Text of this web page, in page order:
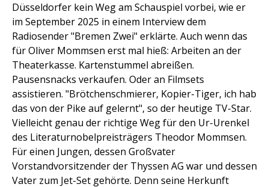
Düsseldorfer kein Weg am Schauspiel vorbei, wie er
im September 2025 in einem Interview dem
Radiosender "Bremen Zwei" erklärte. Auch wenn das
für Oliver Mommsen erst mal hieß: Arbeiten an der
Theaterkasse. Kartenstummel abreißen.
Pausensnacks verkaufen. Oder an Filmsets
assistieren. "Brötchenschmierer, Kopier-Tiger, ich hab
das von der Pike auf gelernt", so der heutige TV-Star.
Vielleicht genau der richtige Weg für den Ur-Urenkel
des Literaturnobelpreisträgers Theodor Mommsen.
Für einen Jungen, dessen Großvater
Vorstandvorsitzender der Thyssen AG war und dessen
Vater zum Jet-Set gehörte. Denn seine Herkunft